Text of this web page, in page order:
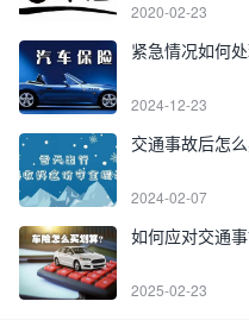
2020-02-23
紧急情况如何处
2024-12-23
交通事故后怎么
2024-02-07
如何应对交通事
2025-02-23